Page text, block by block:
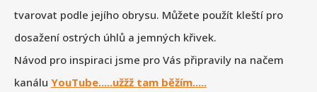
tvarovat podle jejího obrysu. Můžete použít kleští pro
dosažení ostrých úhlů a jemných křivek.
Návod pro inspiraci jsme pro Vás připravily na načem
kanálu YouTube.....užžž tam běžím.....